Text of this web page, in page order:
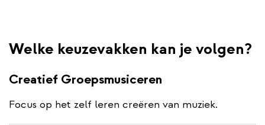
Welke keuzevakken kan je volgen?
Creatief Groepsmusiceren
Focus op het zelf leren creëren van muziek.